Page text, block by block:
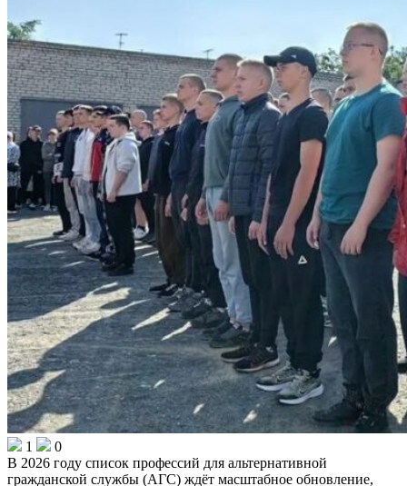
1
0
В 2026 году список профессий для альтернативной
гражданской службы (АГС) ждёт масштабное обновление,